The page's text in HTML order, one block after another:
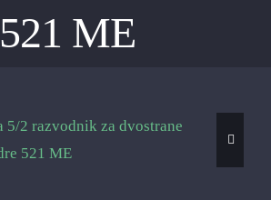
521 ME